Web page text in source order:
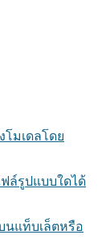
โมเดลโดย
ล์รูปแบบใดได้
นแท็บเล็ตหรือ